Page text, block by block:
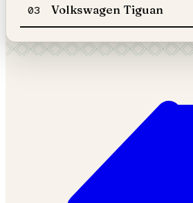
03 Volkswagen Tiguan